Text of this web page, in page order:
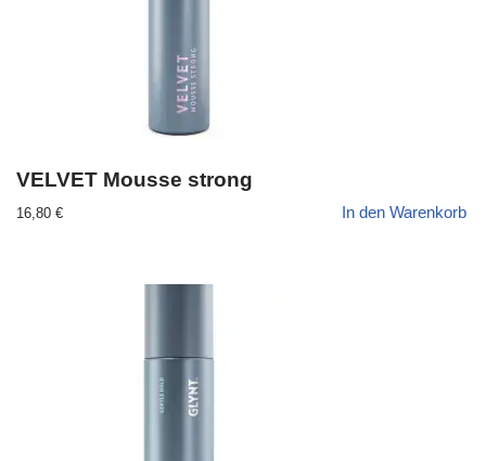
VELVET Mousse strong
16,80 € In den Warenkorb